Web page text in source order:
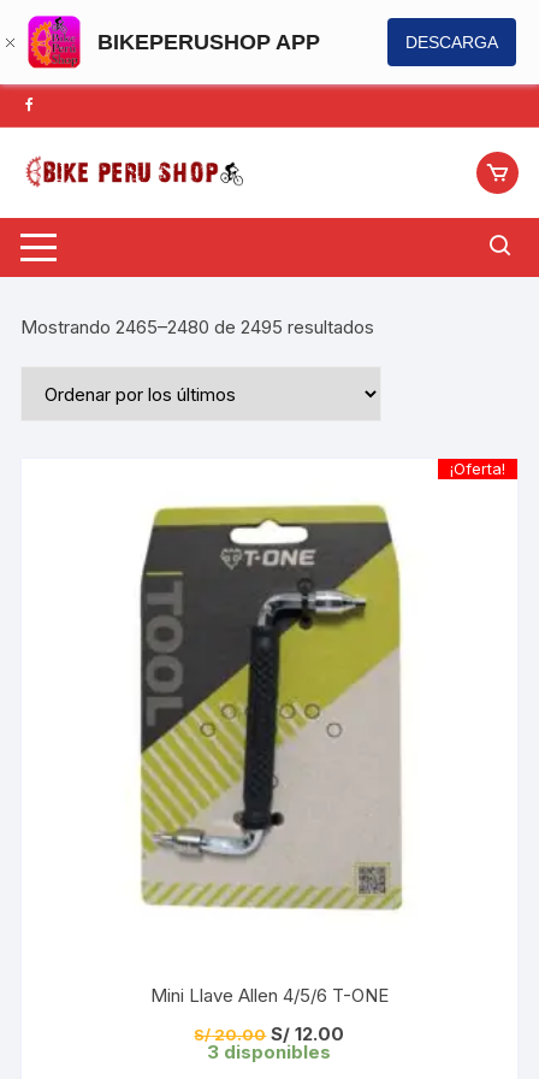
BIKEPERUSHOP APP DESCARGA
Saltar
al
contenido
Mostrando 2465–2480 de 2495 resultados
¡Oferta!
Mini Llave Allen 4/5/6 T-ONE
S/20.00 El
precio
S/ 12.00
3 disponibles